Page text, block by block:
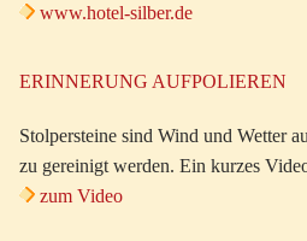
www.hotel-silber.de
ERINNERUNG AUFPOLIEREN
Stolpersteine sind Wind und Wetter
zu gereinigt werden. Ein kurzes
zum Video